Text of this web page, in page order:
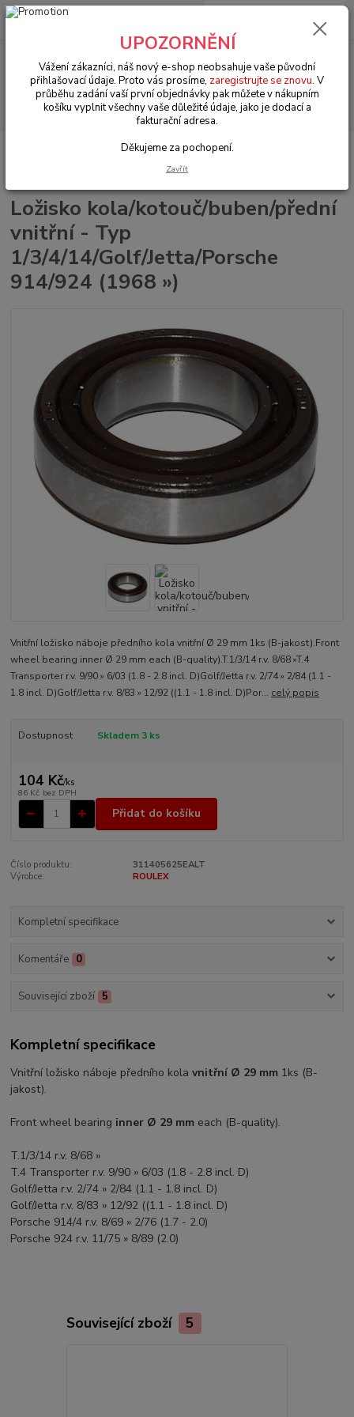
Menu
Hledat
+420 602 330 329
0 Kč
VW Brouk Typ 1 (1938 » 03) Šasi (Chassis)
1/3/4/14/Golf/Jetta/Porsche 914/924 (1968 »)
Ložisko kola/kotouč/buben/přední
vnitřní - Typ
1/3/4/14/Golf/Jetta/Porsche
914/924 (1968 »)
Vnitřní ložisko náboje předního kola vnitřní Ø 29 mm 1ks (B-jakost).Front
wheel bearing inner Ø 29 mm each (B-quality).T.1/3/14 r.v. 8/68 »T.4
Transporter r.v. 9/90 » 6/03 (1.8 - 2.8 incl. D)Golf/Jetta r.v. 2/74 » 2/84 (1.1 -
1.8 incl. D)Golf/Jetta r.v. 8/83 » 12/92 ((1.1 - 1.8 incl. D)Por... celý popis
Dostupnost Skladem 3 ks
104 Kč/ks
86 Kč bez DPH
Přidat do košíku
Číslo produktu:
311405625EALT
Výrobce:
ROULEX
Kompletní specifikace
Komentáře 0
Související zboží 5
Kompletní specifikace
Vnitřní ložisko náboje předního kolavnitřní Ø 29 mm 1ks (B-
jakost).
Front wheel bearing inner Ø 29 mm each (B-quality).
T.1/3/14 r.v. 8/68 »
T.4 Transporter r.v. 9/90 » 6/03 (1.8 - 2.8 incl. D)
Golf/Jetta r.v. 2/74 » 2/84 (1.1 - 1.8 incl. D)
Golf/Jetta r.v. 8/83 » 12/92 ((1.1 - 1.8 incl. D)
Porsche 914/4 r.v. 8/69 » 2/76 (1.7 - 2.0)
Porsche 924 r.v. 11/75 » 8/89 (2.0)
Související zboží 5
UPOZORNĚNÍ
Vážení zákazníci, náš nový e-shop neobsahuje vaše původní
přihlašovací údaje. Proto vás prosíme, zaregistrujte se znovu. V
průběhu zadání vaší první objednávky pak můžete v nákupním
košíku vyplnit všechny vaše důležité údaje, jako je dodací a
fakturační adresa.
Děkujeme za pochopení.
Zavřít